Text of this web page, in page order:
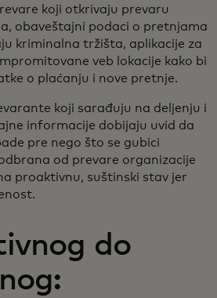
koji otkrivaju prevaru
obaveštajni podaci o pretnjama
kriminalna tržišta, aplikacije za
veb lokacije kako bi
o plaćanju i nove pretnje.
koji sarađuju na deljenju i
informacije dobijaju uvid da
pre nego što se gubici
od prevare organizacije
proaktivnu, suštinski stav jer
do